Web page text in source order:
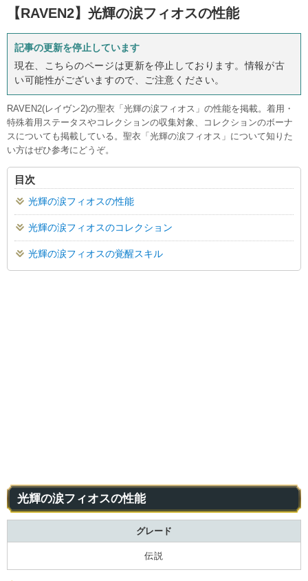
【RAVEN2】 光輝の涙フィオスの性能
記事の更新を停止しています
現在、こちらのページは更新を停止しております。情報が古
い可能性がございますので、ご注意ください。
RAVEN2(レイヴン2)の聖衣「光輝の涙フィオス」の性能を掲載。着用・
特殊着用ステータスやコレクションの収集対象、コレクションのボーナ
スについても掲載している。聖衣「光輝の涙フィオス」について知りた
い方はぜひ参考にどうぞ。
目次
光輝の涙フィオスの性能
光輝の涙フィオスのコレクション
光輝の涙フィオスの覚醒スキル
光輝の涙フィオスの性能
グレード
伝説